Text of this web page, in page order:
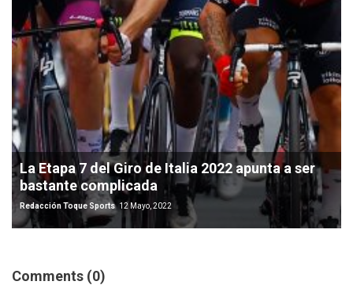
La Etapa 7 del Giro de Italia 2022 apunta a ser
bastante complicada
Redacción Toque Sports 12 Mayo, 2022
Comments (0)